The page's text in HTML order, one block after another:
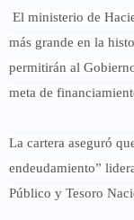
El ministerio de
más grande en la
permitirán al
meta de
La cartera aseguró
endeudamiento”
Público y Tesoro